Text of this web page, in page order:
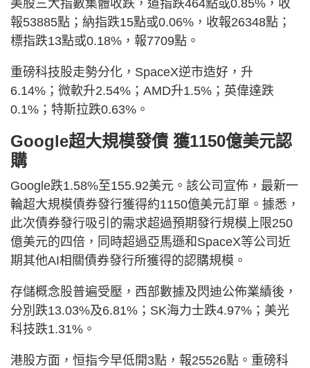
美股三大指數集體收跌，道指跌464點或0.85%，收
報53885點；納指跌15點或0.06%，收報26348點；
標指跌13點或0.18%，報7709點。
重磅科技股走勢分化，SpaceX逆市造好，升
6.14%；微軟升2.54%；AMD升1.5%；英偉達跌
0.1%；特斯拉跌0.63%。
Google超大規模發債 獲1150億美元認
購
Google跌1.58%至155.92美元。該公司宣佈，最新一
輪超大規模債券發行獲得約1150億美元訂單。據悉，
此次債券發行吸引的需求超過預期發行規模上限250
億美元的四倍，同時超過亞馬遜和SpaceX等公司近
期其他AI相關債券發行所獲得的認購規模。
存儲概念股普遍受壓，西部數據及閃迪公佈業績後，
分別跌13.03%及6.81%；SK海力士跌4.97%；美光
科技跌1.31%。
港股方面，恒指今早低開3點，報25526點。重磅科